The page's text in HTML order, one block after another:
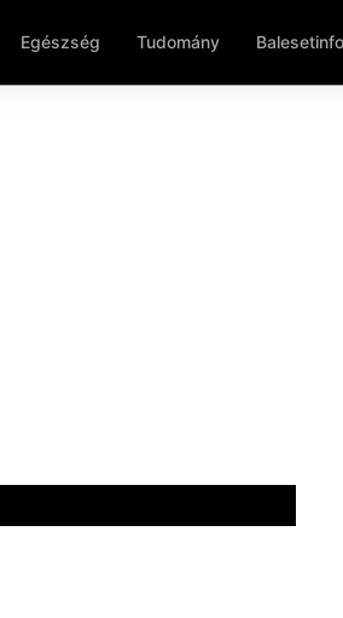
Egészség Tudomány Balesetinfo